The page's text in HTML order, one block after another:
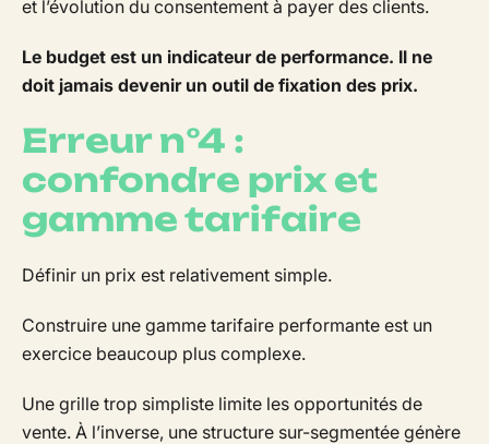
et l’évolution du consentement à payer des clients.
Le budget est un indicateur de performance. Il ne
doit jamais devenir un outil de fixation des prix.
Erreur n°4 :
confondre prix et
gamme tarifaire
Définir un prix est relativement simple.
Construire une gamme tarifaire performante est un
exercice beaucoup plus complexe.
Une grille trop simpliste limite les opportunités de
vente. À l’inverse, une structure sur-segmentée génère